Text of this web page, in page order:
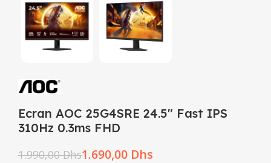
Ecran AOC 25G4SRE 24.5″ Fast IPS
310Hz 0.3ms FHD
1.990,00Dhs1.690,00 Dhs